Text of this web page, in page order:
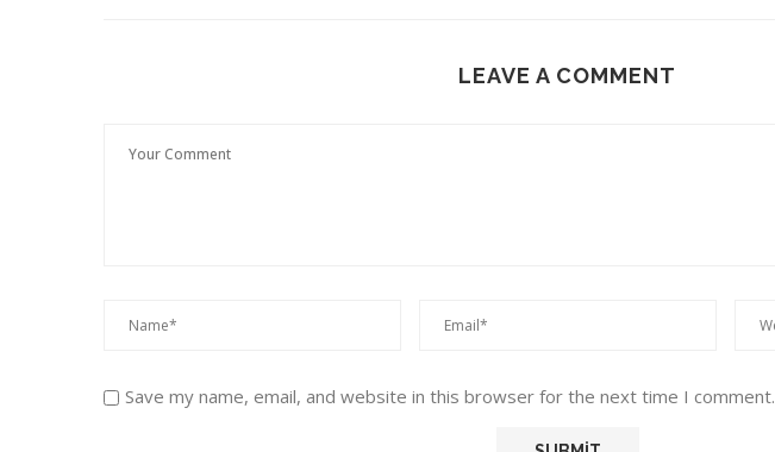
LEAVE A COMMENT
Save my name, email, and website in this browser for the next time I comment.